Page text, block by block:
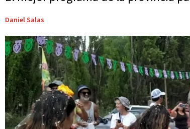
Daniel Salas